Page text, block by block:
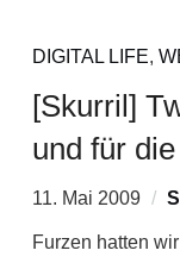
DIGITAL LIFE,
[Skurril]
und für
11. Mai 2009
Furzen hatten